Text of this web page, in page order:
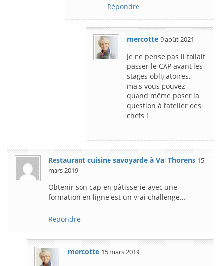
Répondre
mercotte 9 août 2021
Je ne pense pas il fallait
passer le CAP avant les
stages obligatoires,
mais vous pouvez
quand même poser la
question à l’atelier des
chefs !
Restaurant cuisine savoyarde à Val Thorens 15
mars 2019
Obtenir son cap en pâtisserie avec une
formation en ligne est un vrai challenge…
Répondre
mercotte 15 mars 2019